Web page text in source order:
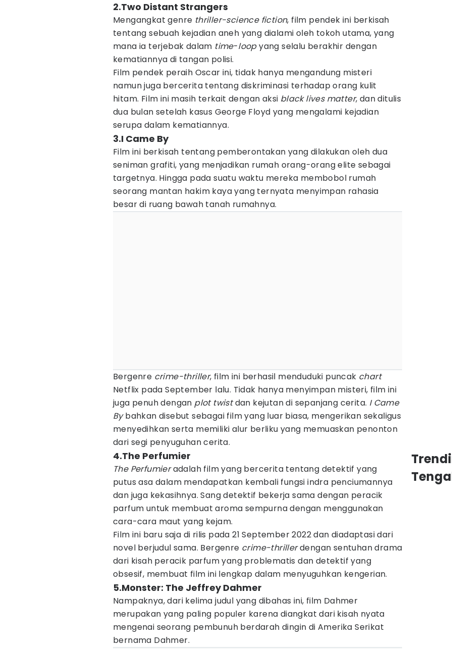
2.Two Distant Strangers
Mengangkat genre thriller-science fiction, film pendek ini berkisah
tentang sebuah kejadian aneh yang dialami oleh tokoh utama, yang
mana ia terjebak dalam time-loopyang selalu berakhir dengan
kematiannya di tangan polisi.
Film pendek peraih Oscar ini, tidak hanya mengandung misteri
namun juga bercerita tentang diskriminasi terhadap orang kulit
hitam. Film ini masih terkait dengan aksi black lives matter, dan ditulis
dua bulan setelah kasus George Floyd yang mengalami kejadian
serupa dalam kematiannya.
3.I Came By
Film ini berkisah tentang pemberontakan yang dilakukan oleh dua
seniman grafiti, yang menjadikan rumah orang-orang elite sebagai
targetnya. Hingga pada suatu waktu mereka membobol rumah
seorang mantan hakim kaya yang ternyata menyimpan rahasia
besar di ruang bawah tanah rumahnya.
Bergenre crime-thriller, film ini berhasil menduduki puncak chart
Netflix pada September lalu. Tidak hanya menyimpan misteri, film ini
juga penuh dengan plot twistdan kejutan di sepanjang cerita. I Came
Bybahkan disebut sebagai film yang luar biasa, mengerikan sekaligus
menyedihkan serta memiliki alur berliku yang memuaskan penonton
dari segi penyuguhan cerita.
4.The Perfumier
The Perfumieradalah film yang bercerita tentang detektif yang
putus asa dalam mendapatkan kembali fungsi indra penciumannya
dan juga kekasihnya. Sang detektif bekerja sama dengan peracik
parfum untuk membuat aroma sempurna dengan menggunakan
cara-cara maut yang kejam.
Film ini baru saja di rilis pada 21 September 2022 dan diadaptasi dari
novel berjudul sama. Bergenre crime-thrillerdengan sentuhan drama
dari kisah peracik parfum yang problematis dan detektif yang
obsesif, membuat film ini lengkap dalam menyuguhkan kengerian.
5.Monster: The Jeffrey Dahmer
Nampaknya, dari kelima judul yang dibahas ini, film Dahmer
merupakan yang paling populer karena diangkat dari kisah nyata
mengenai seorang pembunuh berdarah dingin di Amerika Serikat
bernama Dahmer.